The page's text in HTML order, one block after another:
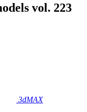
vol. 223
3dMAX